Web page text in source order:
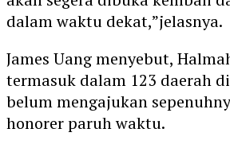
dalam waktu dekat,”jelasnya.
James Uang menyebut,
termasuk dalam 123 daerah
belum mengajukan
honorer paruh waktu.